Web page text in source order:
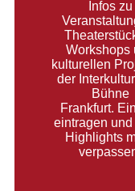
Infos zu
Workshops
kulturellen
der
Bühne
Frankfurt.
eintragen
Highlights